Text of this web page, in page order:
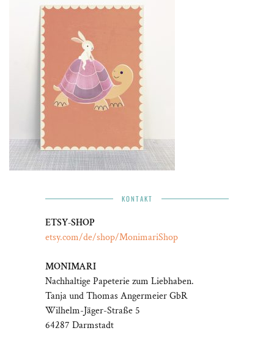
KONTAKT
ETSY-SHOP
etsy.com/de/shop/MonimariShop
MONIMARI
Nachhaltige Papeterie zum Liebhaben.
Tanja und Thomas Angermeier GbR
Wilhelm-Jäger-Straße 5
64287 Darmstadt